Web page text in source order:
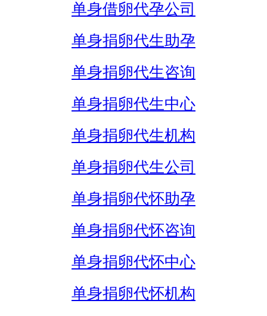
单身借卵代孕公司
单身捐卵代生助孕
单身捐卵代生咨询
单身捐卵代生中心
单身捐卵代生机构
单身捐卵代生公司
单身捐卵代怀助孕
单身捐卵代怀咨询
单身捐卵代怀中心
单身捐卵代怀机构